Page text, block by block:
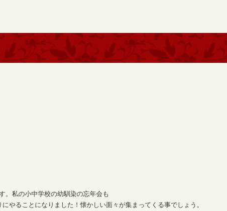
。私の小中学校の幼馴染の忘年会も
やることになりました！懐かしい面々が集まってくる事でしょう。